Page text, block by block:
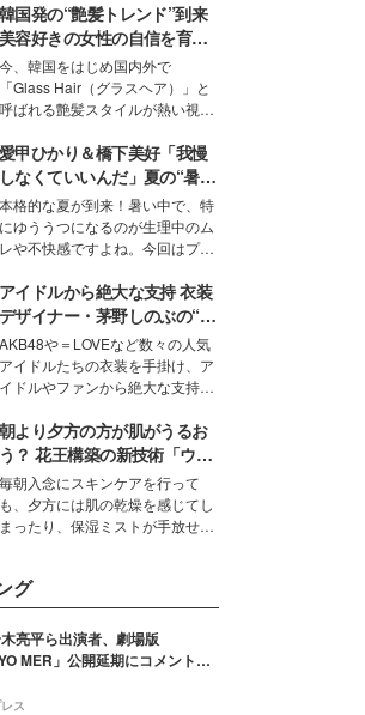
ニオン好き”という共通点を持つモ
デルの宮城舞と島村雄大の特別対
談をお届け！それぞれの視点か
ら、今作ならではの魅力や予想外
の感動をもたらす奥深いストーリ
ーについて熱く語り合ってもらっ
た。
韓国発の“艶髪トレンド”到来
美容好きの女性の自信を育む
「ヘアケア事情」って？
今、韓国をはじめ国内外で
「Glass Hair（グラスヘア）」と
呼ばれる艶髪スタイルが熱い視線
ションの完成度を高めるベースと
して、“髪そのものの美しさ”に改
めて注目する人が増えている様
子。今回は、そんな憧れの艶やか
な髪を日常で叶える、美容好きの
女性たちのヘアケア事情を紹介し
ます。
愛甲ひかり＆橋下美好「我慢
しなくていいんだ」夏の“暑さ
対策”の新しい選択肢とは？
本格的な夏が到来！暑い中で、特
にゆううつになるのが生理中のム
レや不快感ですよね。今回はプラ
モデル・愛甲ひかりさんと橋下美
好さんを迎えて本音で女子会トー
ク。猛暑のお出かけを快適に過ご
すヒントや、2人が感動した夏の
生理の新常識にも迫りました。
アイドルから絶大な支持 衣装
デザイナー・茅野しのぶの“可
愛い”を作る美学＜「シチズン
クロスシー」インタビュー＞
AKB48や＝LOVEなど数々の人気
アイドルたちの衣装を手掛け、ア
イドルやファンから絶大な支持を
取締役兼クリエイティブディレク
ター・茅野しのぶ。一人ひとりの
個性に寄り添い、魅力を引き出す
衣装作りは、多くの女性たちに勇
気と自信を与え続けている。
朝より夕方の方が肌がうるお
う？ 花王構築の新技術「ウォ
ーターキャプチャリングスキ
ン（捕水肌）」がスキンケア
の常識を変える予感
毎朝入念にスキンケアを行って
も、夕方には肌の乾燥を感じてし
まったり、保湿ミストが手放せな
性を秘めた、革新的な「Water
Capturing Skin（ウォーターキャ
プチャリングスキン：捕水肌）」
技術を、花王が構築した。
グ
亮平ら出演者、劇場版
MER」公開延期にコメント
意とエールを」
ス